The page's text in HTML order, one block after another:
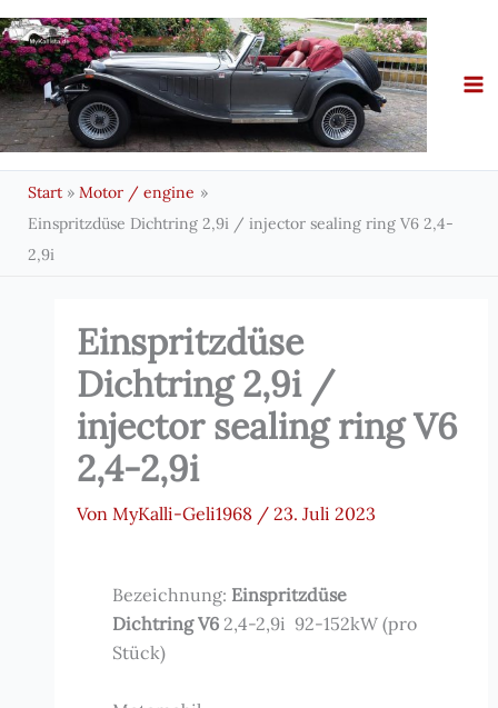
Zum
Inhalt
springen
Start
Motor / engine
Einspritzdüse Dichtring 2,9i / injector sealing ring V6 2,4-
2,9i
Einspritzdüse
Dichtring 2,9i /
injector sealing ring V6
2,4-2,9i
Von MyKalli-Geli1968 / 23. Juli 2023
Bezeichnung: Einspritzdüse
Dichtring V6 2,4-2,9i 92-152kW (pro
Stück)